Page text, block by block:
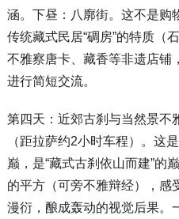
涵。下昼：八廓街。这不是购
传统藏式民居“碉房”的特质（
不雅察唐卡、藏香等非遗店铺
进行简短交流。
第四天：近郊古刹与当然景不
（距拉萨约2小时车程）。这
巅，是“藏式古刹依山而建”的
的平方（可旁不雅辩经），感
漫衍，酿成轰动的视觉后果。